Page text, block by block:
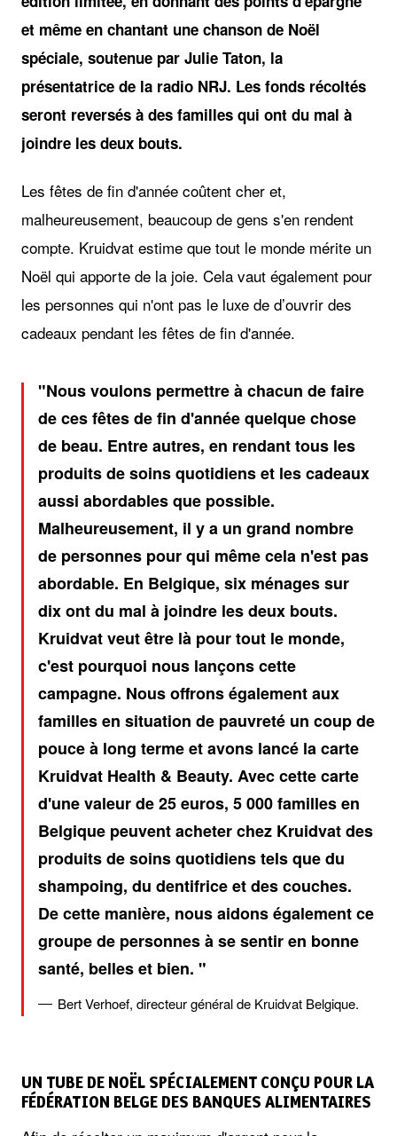
et même en chantant une chanson de Noël
spéciale, soutenue par Julie Taton, la
présentatrice de la radio NRJ. Les fonds récoltés
seront reversés à des familles qui ont du mal à
joindre les deux bouts. ​
Les fêtes de fin d'année coûtent cher et,
malheureusement, beaucoup de gens s'en rendent
compte. Kruidvat estime que tout le monde mérite un
Noël qui apporte de la joie. Cela vaut également pour
les personnes qui n'ont pas le luxe de d’ouvrir des
cadeaux pendant les fêtes de fin d'année.
Nous voulons permettre à chacun de faire
de ces fêtes de fin d'année quelque chose
de beau. Entre autres, en rendant tous les
produits de soins quotidiens et les cadeaux
aussi abordables que possible.
Malheureusement, il y a un grand nombre
de personnes pour qui même cela n'est pas
abordable. En Belgique, six ménages sur
dix ont du mal à joindre les deux bouts.
Kruidvat veut être là pour tout le monde,
c'est pourquoi nous lançons cette
campagne. Nous offrons également aux
familles en situation de pauvreté un coup de
pouce à long terme et avons lancé la carte
Kruidvat Health & Beauty. Avec cette carte
d'une valeur de 25 euros, 5 000 familles en
Belgique peuvent acheter chez Kruidvat des
produits de soins quotidiens tels que du
shampoing, du dentifrice et des couches.
De cette manière, nous aidons également ce
groupe de personnes à se sentir en bonne
santé, belles et bien.
Bert Verhoef, directeur général de Kruidvat Belgique.
UN TUBE DE NOËL SPÉCIALEMENT CONÇU POUR LA
FÉDÉRATION BELGE DES BANQUES ALIMENTAIRES